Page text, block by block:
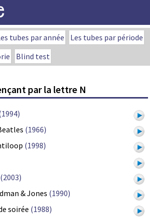
tubes par année
Les tubes par période
Blind test
par la lettre N
(1966)
(1998)
(2003)
& Jones (1990)
soirée (1988)